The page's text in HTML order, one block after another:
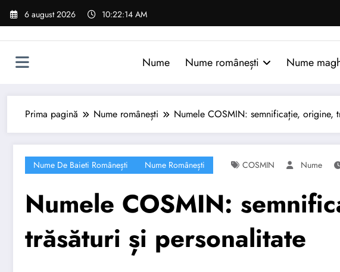
Sari
6 august 2026 10:22:15 AM
Nume Nume românești Nume
Prima pagină Nume românești Numele COSMIN: semnificație, origine,
Nume De Baieti Românești Nume Românești COSMIN Nume
Numele COSMIN:
trăsături și personalitate